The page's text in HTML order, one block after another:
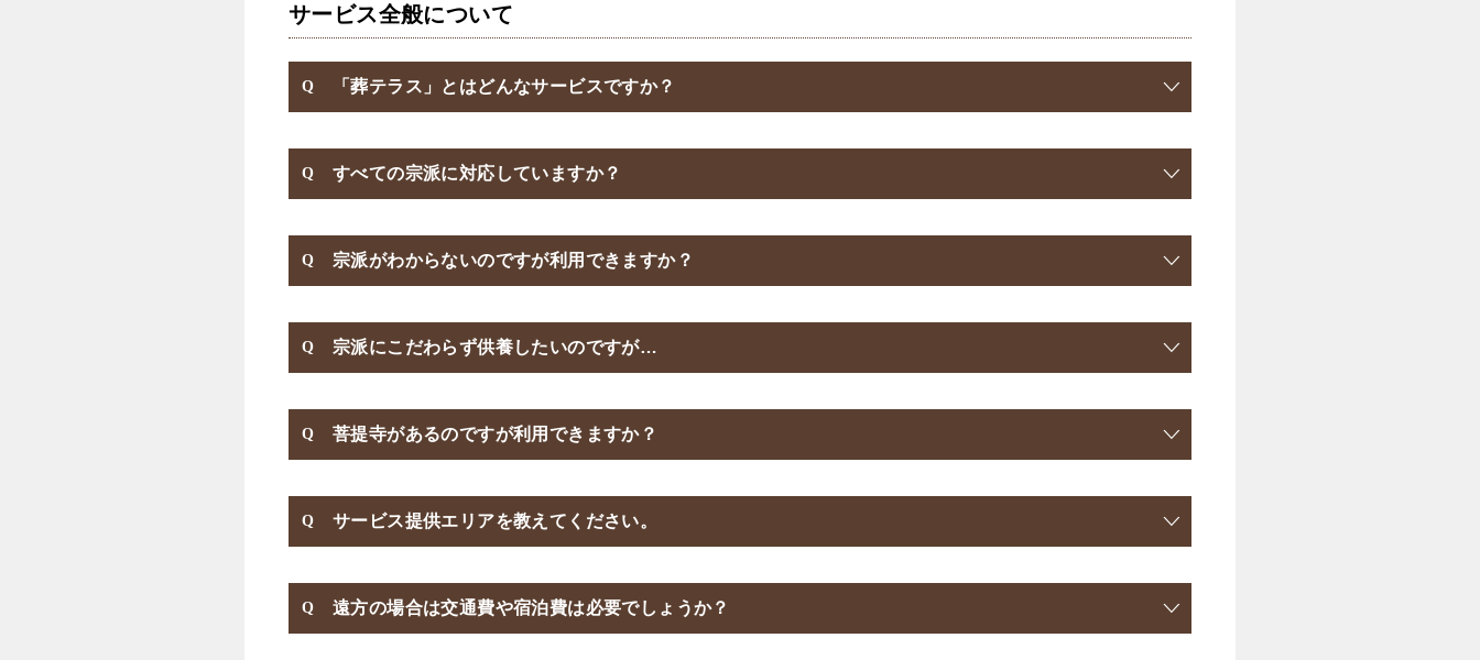
サービス全般について
「葬テラス」とはどんなサービスですか？
すべての宗派に対応していますか？
宗派がわからないのですが利用できますか？
宗派にこだわらず供養したいのですが…
菩提寺があるのですが利用できますか？
サービス提供エリアを教えてください。
遠方の場合は交通費や宿泊費は必要でしょうか？